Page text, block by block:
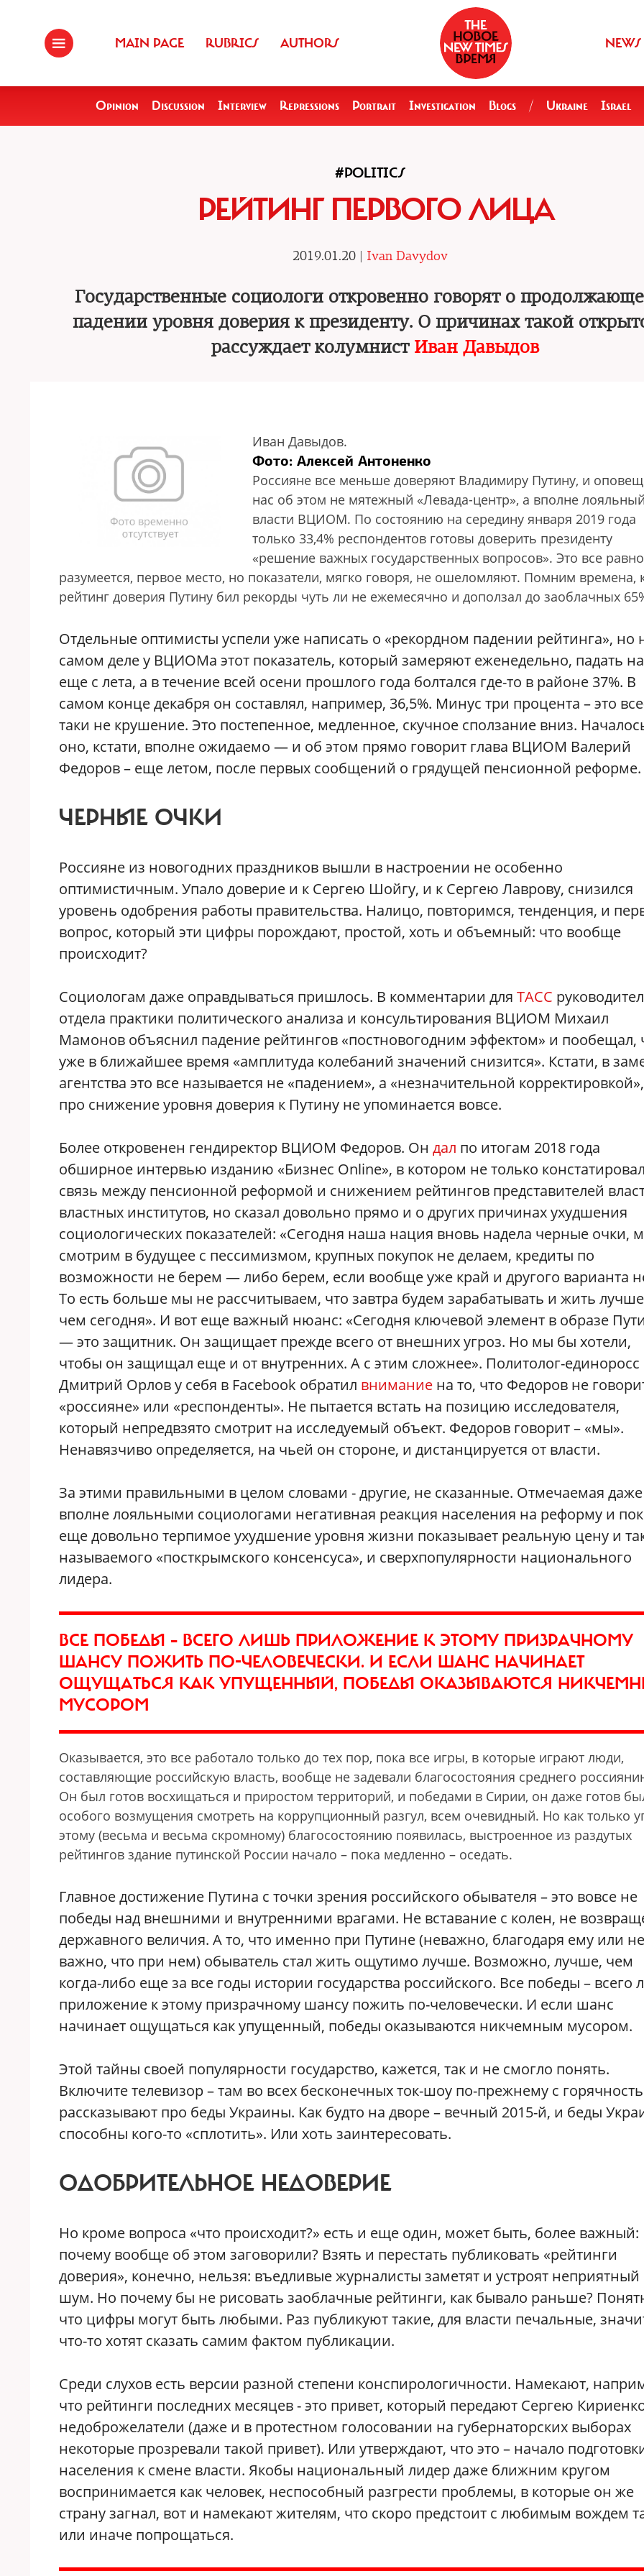
MAIN PAGE RUBRICS AUTHORS NEWS
Opinion Discussion Interview Repressions Portrait Investigation Blogs / Ukraine Israel
#POLITICS
РЕЙТИНГ ПЕРВОГО ЛИЦА
2019.01.20 | Ivan Davydov
Государственные социологи откровенно говорят о
падении уровня доверия к президенту. О причинах такой
рассуждает колумнист Иван Давыдов
Иван Давыдов.
Фото: Алексей Антоненко
Россияне все меньше доверяют Владимиру Путину, и
нас об этом не мятежный «Левада-центр», а вполне лояльный
власти ВЦИОМ. По состоянию на середину января 2019 года
только 33,4% респондентов готовы доверить президенту
«решение важных государственных вопросов». Это все
разумеется, первое место, но показатели, мягко говоря, не ошеломляют. Помним времена,
рейтинг доверия Путину бил рекорды чуть ли не ежемесячно и доползал до заоблачных
Отдельные оптимисты успели уже написать о «рекордном падении рейтинга», но
самом деле у ВЦИОМа этот показатель, который замеряют еженедельно, падать
еще с лета, а в течение всей осени прошлого года болтался где-то в районе 37%. В
самом конце декабря он составлял, например, 36,5%. Минус три процента – это
таки не крушение. Это постепенное, медленное, скучное сползание вниз.
оно, кстати, вполне ожидаемо — и об этом прямо говорит глава ВЦИОМ Валерий
Федоров – еще летом, после первых сообщений о грядущей пенсионной реформе.
ЧЕРНЫЕ ОЧКИ
Россияне из новогодних праздников вышли в настроении не особенно
оптимистичным. Упало доверие и к Сергею Шойгу, и к Сергею Лаврову, снизился
уровень одобрения работы правительства. Налицо, повторимся, тенденция, и
вопрос, который эти цифры порождают, простой, хоть и объемный: что вообще
происходит?
Социологам даже оправдываться пришлось. В комментарии для ТАСС
отдела практики политического анализа и консультирования ВЦИОМ Михаил
Мамонов объяснил падение рейтингов «постновогодним эффектом» и пообещал,
уже в ближайшее время «амплитуда колебаний значений снизится». Кстати, в
агентства это все называется не «падением», а «незначительной
про снижение уровня доверия к Путину не упоминается вовсе.
Более откровенен гендиректор ВЦИОМ Федоров. Он дал по итогам 2018 года
обширное интервью изданию «Бизнес Online», в котором не только констатировал
связь между пенсионной реформой и снижением рейтингов представителей
властных институтов, но сказал довольно прямо и о других причинах ухудшения
социологических показателей: «Сегодня наша нация вновь надела черные очки,
смотрим в будущее с пессимизмом, крупных покупок не делаем, кредиты по
возможности не берем — либо берем, если вообще уже край и другого варианта
То есть больше мы не рассчитываем, что завтра будем зарабатывать и жить
чем сегодня». И вот еще важный нюанс: «Сегодня ключевой элемент в образе
— это защитник. Он защищает прежде всего от внешних угроз. Но мы бы хотели,
чтобы он защищал еще и от внутренних. А с этим сложнее». Политолог-единоросс
Дмитрий Орлов у себя в Facebook обратил внимание на то, что Федоров не
«россияне» или «респонденты». Не пытается встать на позицию исследователя,
который непредвзято смотрит на исследуемый объект. Федоров говорит – «мы».
Ненавязчиво определяется, на чьей он стороне, и дистанцируется от власти.
За этими правильными в целом словами - другие, не сказанные. Отмечаемая даже
вполне лояльными социологами негативная реакция населения на реформу и
еще довольно терпимое ухудшение уровня жизни показывает реальную цену и
называемого «посткрымского консенсуса», и сверхпопулярности национального
лидера.
ВСЕ ПОБЕДЫ – ВСЕГО ЛИШЬ ПРИЛОЖЕНИЕ К ЭТОМУ ПРИЗРАЧНОМУ
ШАНСУ ПОЖИТЬ ПО-ЧЕЛОВЕЧЕСКИ. И ЕСЛИ ШАНС НАЧИНАЕТ
ОЩУЩАТЬСЯ КАК УПУЩЕННЫЙ, ПОБЕДЫ ОКАЗЫВАЮТСЯ
МУСОРОМ
Оказывается, это все работало только до тех пор, пока все игры, в которые играют люди,
составляющие российскую власть, вообще не задевали благосостояния среднего
Он был готов восхищаться и приростом территорий, и победами в Сирии, он даже готов
особого возмущения смотреть на коррупционный разгул, всем очевидный. Но как только
этому (весьма и весьма скромному) благосостоянию появилась, выстроенное из раздутых
рейтингов здание путинской России начало – пока медленно – оседать.
Главное достижение Путина с точки зрения российского обывателя – это вовсе не
победы над внешними и внутренними врагами. Не вставание с колен, не
державного величия. А то, что именно при Путине (неважно, благодаря ему или
важно, что при нем) обыватель стал жить ощутимо лучше. Возможно, лучше, чем
когда-либо еще за все годы истории государства российского. Все победы – всего
приложение к этому призрачному шансу пожить по-человечески. И если шанс
начинает ощущаться как упущенный, победы оказываются никчемным мусором.
Этой тайны своей популярности государство, кажется, так и не смогло понять.
Включите телевизор – там во всех бесконечных ток-шоу по-прежнему с
рассказывают про беды Украины. Как будто на дворе – вечный 2015-й, и беды
способны кого-то «сплотить». Или хоть заинтересовать.
ОДОБРИТЕЛЬНОЕ НЕДОВЕРИЕ
Но кроме вопроса «что происходит?» есть и еще один, может быть, более важный:
почему вообще об этом заговорили? Взять и перестать публиковать «рейтинги
доверия», конечно, нельзя: въедливые журналисты заметят и устроят неприятный
шум. Но почему бы не рисовать заоблачные рейтинги, как бывало раньше?
что цифры могут быть любыми. Раз публикуют такие, для власти печальные,
что-то хотят сказать самим фактом публикации.
Среди слухов есть версии разной степени конспирологичности. Намекают,
что рейтинги последних месяцев - это привет, который передают Сергею
недоброжелатели (даже и в протестном голосовании на губернаторских выборах
некоторые прозревали такой привет). Или утверждают, что это – начало
населения к смене власти. Якобы национальный лидер даже ближним кругом
воспринимается как человек, неспособный разгрести проблемы, в которые он же
страну загнал, вот и намекают жителям, что скоро предстоит с любимым вождем
или иначе попрощаться.